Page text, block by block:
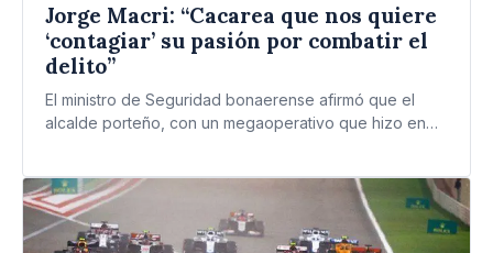
Jorge Macri: “Cacarea que nos quiere
‘contagiar’ su pasión por combatir el
delito”
El ministro de Seguridad bonaerense afirmó que el
alcalde porteño, con un megaoperativo que hizo en